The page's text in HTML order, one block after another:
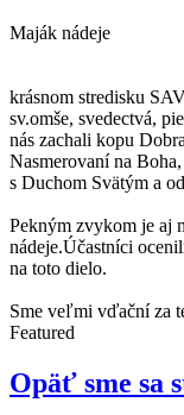
Maják nádeje
krásnom stredisku
sv.omše, svedectvá,
nás zachali kopu
Nasmerovaní na
s Duchom Svätým a
Pekným zvykom je aj
nádeje.Účastníci
na toto dielo.
Sme veľmi vďační za
Featured
Opäť sme sa